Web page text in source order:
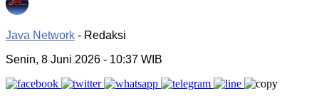
Java Network - Redaksi
Senin, 8 Juni 2026 - 10:37 WIB